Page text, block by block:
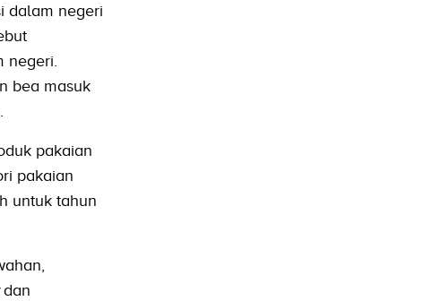
dalam negeri
negeri.
bea masuk
pakaian
pakaian
untuk tahun
dan